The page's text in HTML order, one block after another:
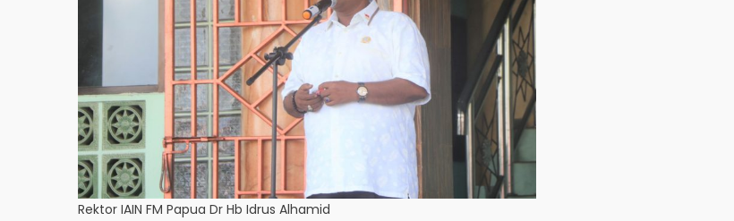
Rektor IAIN FM Papua Dr Hb Idrus Alhamid